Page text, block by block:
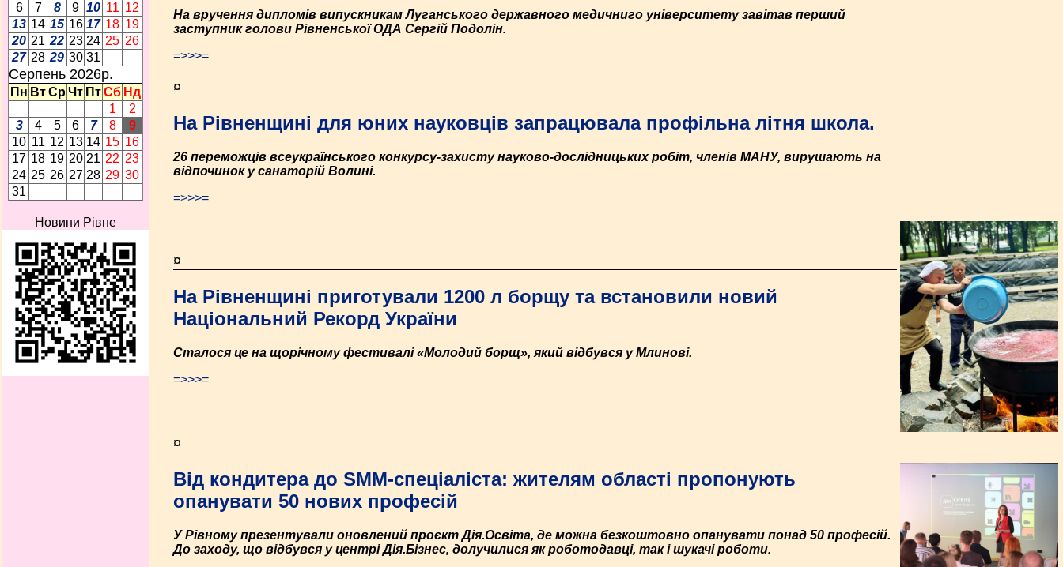
6
7 8 9 10 11 12
13 14 15 16 17 18 19
20 21 22 23 24 25 26
27 28 29 30 31
Серпень 2026p.
Пн ВтСрЧт ПтСб Нд
1
2
3
4 5 6 7 8
9
10 11 12 13 14 15 16
17 18 19 20 21 22 23
24 25 26 27 28 29 30
31
Новини Рівне
На вручення дипломів випускникам Луганського державного медичниго університету завітав перший
заступник голови Рівненської ОДА Сергій Подолін.
=>>>=
¤
На Рівненщині для юних науковців запрацювала профільна літня школа.
26 переможців всеукраїнського конкурсу-захисту науково-дослідницьких робіт, членів МАНУ, вирушають на
відпочинок у санаторій Волині.
=>>>=
¤
На Рівненщині приготували 1200 л борщу та встановили новий
Національний Рекорд України
Сталося це на щорічному фестивалі «Молодий борщ», який відбувся у Млинові.
=>>>=
¤
Від кондитера до SMM-спеціаліста: жителям області пропонують
опанувати 50 нових професій
У Рівному презентували оновлений проєкт Дія.Освіта, де можна безкоштовно опанувати понад 50 професій.
До заходу, що відбувся у центрі Дія.Бізнес, долучилися як роботодавці, так і шукачі роботи.